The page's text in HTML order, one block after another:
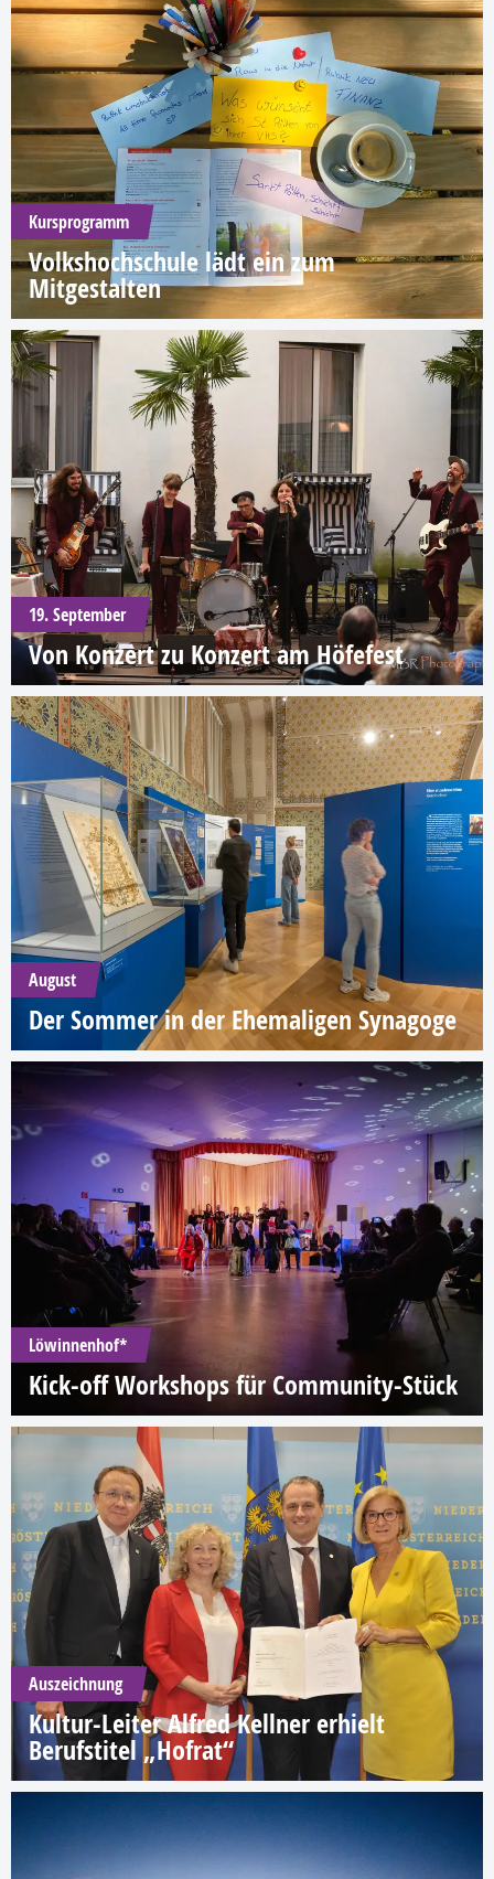
Kursprogramm
Volkshochschule lädt ein zum
Mitgestalten
19. September
Von Konzert zu Konzert am Höfefest
August
Der Sommer in der Ehemaligen Synagoge
Löwinnenhof*
Kick-off Workshops für Community-Stück
Auszeichnung
Kultur-Leiter Alfred Kellner erhielt
Berufstitel „Hofrat“